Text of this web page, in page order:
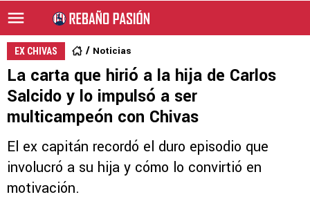
EX CHIVAS Noticias
La carta que hirió a la hija de Carlos
Salcido y lo impulsó a ser
multicampeón con Chivas
El ex capitán recordó el duro episodio que
involucró a su hija y cómo lo convirtió en
motivación.